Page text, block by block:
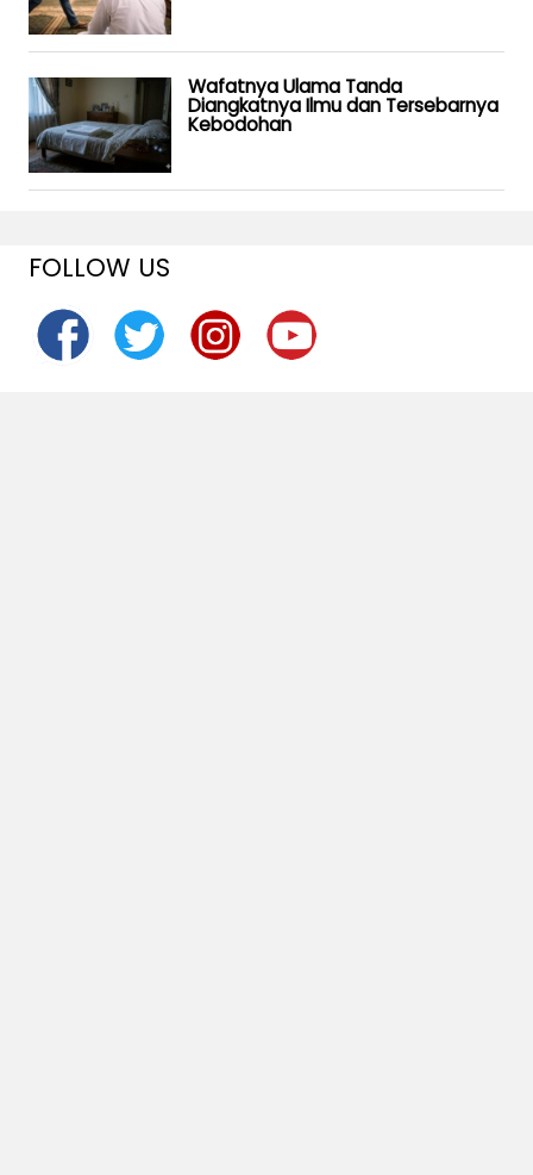
Wafatnya Ulama Tanda
Diangkatnya Ilmu dan Tersebarnya
Kebodohan
FOLLOW US